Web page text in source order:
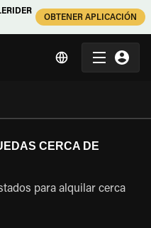
OBTENER APLICACIÓN
CERCA DE
para alquilar cerca